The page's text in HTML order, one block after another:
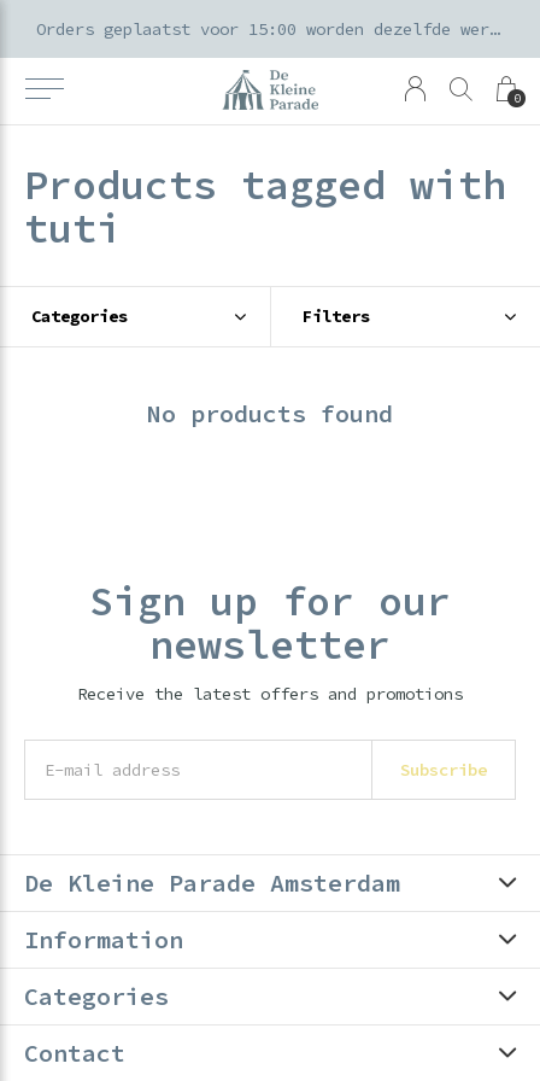
0
Orders geplaatst voor 15:00 worden dezelfde werkdag verzonden
Products tagged with
tuti
Categories Filters
No products found
Sign up for our
newsletter
Receive the latest offers and promotions
Subscribe
De Kleine Parade Amsterdam
Information
Categories
Contact